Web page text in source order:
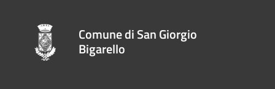
Comune di San Giorgio
Bigarello